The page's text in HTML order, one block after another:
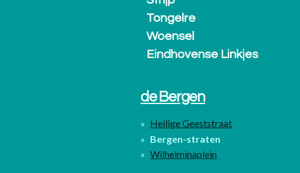
Tongelre
Woensel
Eindhovense Linkjes
de Bergen
Heilige Geeststraat
Bergen-straten
Wilhelminaplein